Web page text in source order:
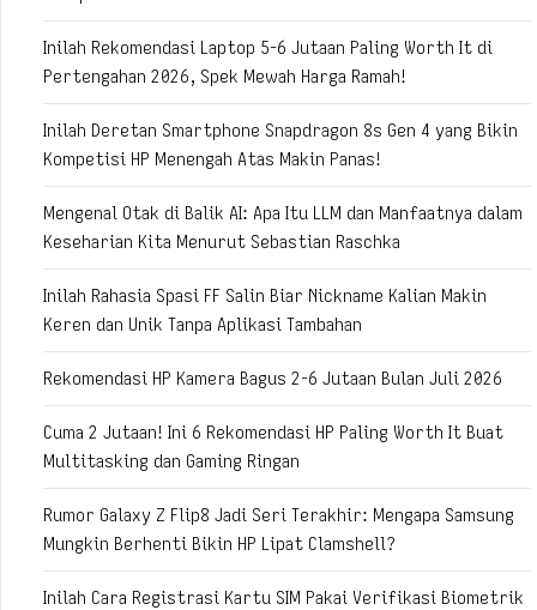
Inilah Rekomendasi Laptop 5-6 Jutaan Paling Worth It di
Pertengahan 2026, Spek Mewah Harga Ramah!
Inilah Deretan Smartphone Snapdragon 8s Gen 4 yang Bikin
Kompetisi HP Menengah Atas Makin Panas!
Mengenal Otak di Balik AI: Apa Itu LLM dan Manfaatnya dalam
Keseharian Kita Menurut Sebastian Raschka
Inilah Rahasia Spasi FF Salin Biar Nickname Kalian Makin
Keren dan Unik Tanpa Aplikasi Tambahan
Rekomendasi HP Kamera Bagus 2-6 Jutaan Bulan Juli 2026
Cuma 2 Jutaan! Ini 6 Rekomendasi HP Paling Worth It Buat
Multitasking dan Gaming Ringan
Rumor Galaxy Z Flip8 Jadi Seri Terakhir: Mengapa Samsung
Mungkin Berhenti Bikin HP Lipat Clamshell?
Inilah Cara Registrasi Kartu SIM Pakai Verifikasi Biometrik